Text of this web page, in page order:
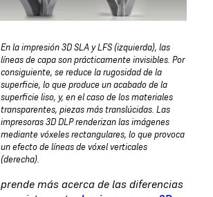
En la impresión 3D SLA y LFS (izquierda), las
líneas de capa son prácticamente invisibles. Por
consiguiente, se reduce la rugosidad de la
superficie, lo que produce un acabado de la
superficie liso, y, en el caso de los materiales
transparentes, piezas más translúcidas. Las
impresoras 3D DLP renderizan las imágenes
mediante vóxeles rectangulares, lo que provoca
un efecto de líneas de vóxel verticales
(derecha).
más acerca de las diferencias